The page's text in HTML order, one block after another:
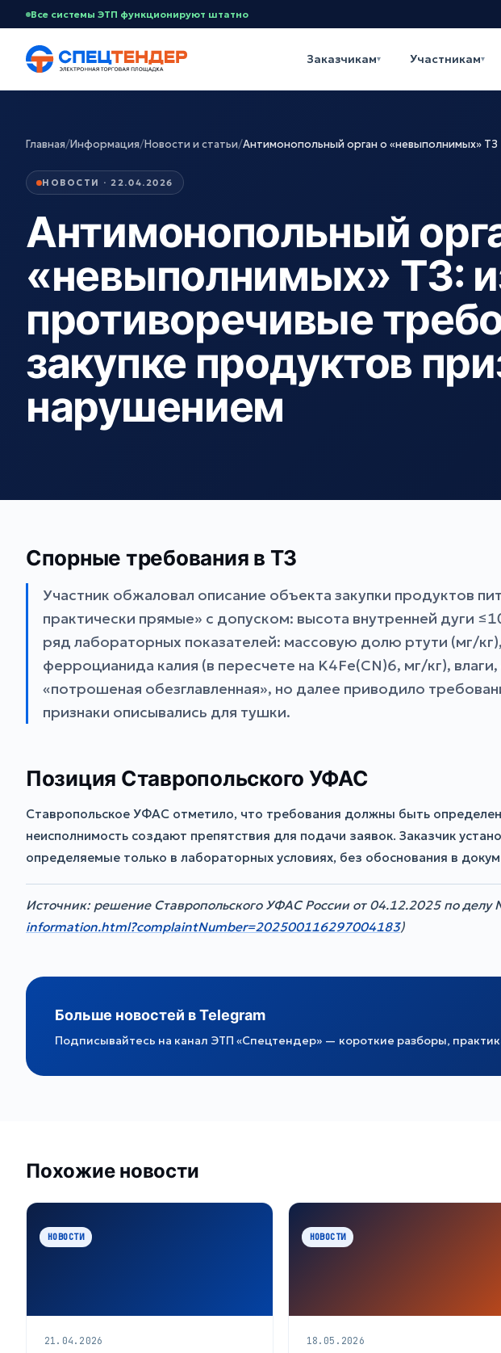
Все системы ЭТП функционируют штатно
Заказчикам▾ Участникам▾
Главная/Информация/Новости и статьи/Антимонопольный орган о «невыполнимых» ТЗ
НОВОСТИ · 22.04.2026
Антимонопольный
«невыполнимых» ТЗ:
противоречивые
закупке продуктов
нарушением
Спорные требования в ТЗ
Участник обжаловал описание объекта закупки продуктов
практически прямые» с допуском: высота внутренней дуги
ряд лабораторных показателей: массовую долю ртути (мг/
ферроцианида калия (в пересчете на K4Fe(CN)6, мг/кг),
«потрошеная обезглавленная», но далее приводило
признаки описывались для тушки.
Позиция Ставропольского УФАС
Ставропольское УФАС отметило, что требования должны быть
неисполнимость создают препятствия для подачи заявок. Заказчик
определяемые только в лабораторных условиях, без обоснования в
Источник: решение Ставропольского УФАС России от 04.12.2025 по
information.html?complaintNumber=202500116297004183)
Больше новостей в Telegram
Подписывайтесь на канал ЭТП «Спецтендер» — короткие разборы,
Похожие новости
НОВОСТИ
21.04.2026
НОВОСТИ
18.05.2026